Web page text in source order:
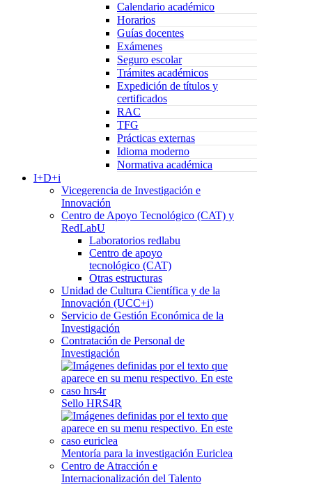
Calendario académico
Horarios
Guías docentes
Exámenes
Seguro escolar
Trámites académicos
Expedición de títulos y
certificados
RAC
TFG
Prácticas externas
Idioma moderno
Normativa académica
I+D+i
Vicegerencia de Investigación e
Innovación
Centro de Apoyo Tecnológico (CAT) y
RedLabU
Laboratorios redlabu
Centro de apoyo
tecnológico (CAT)
Otras estructuras
Unidad de Cultura Científica y de la
Innovación (UCC+i)
Servicio de Gestión Económica de la
Investigación
Contratación de Personal de
Investigación
Sello HRS4R
Mentoría para la investigación Euriclea
Centro de Atracción e
Internacionalización del Talento